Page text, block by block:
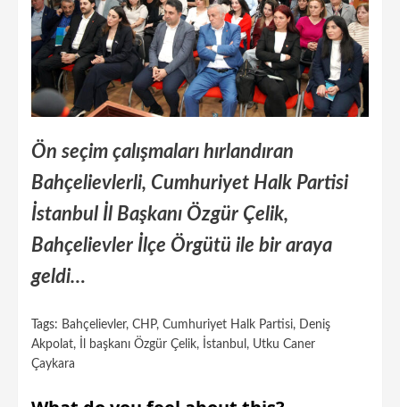
Ön seçim çalışmaları hırlandıran
Bahçelievlerli, Cumhuriyet Halk Partisi
İstanbul İl Başkanı Özgür Çelik,
Bahçelievler İlçe Örgütü ile bir araya
geldi…
Tags: Bahçelievler, CHP, Cumhuriyet Halk Partisi, Deniş
Akpolat, İl başkanı Özgür Çelik, İstanbul , Utku Caner
Çaykara